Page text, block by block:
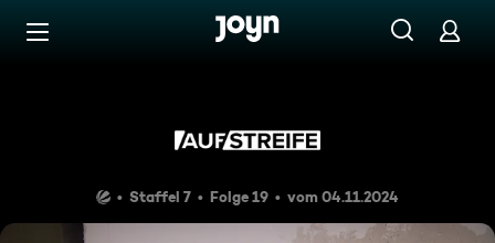
Zum Inhalt springen
Staffel 7 Folge 19 vom 04.11.2024